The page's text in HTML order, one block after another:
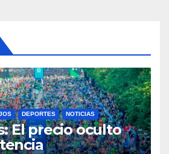
DEPORTES NOTICIAS
El precio oculto